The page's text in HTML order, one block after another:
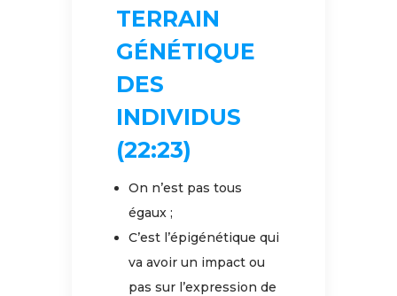
TERRAIN
GÉNÉTIQUE
DES
INDIVIDUS
(22:23)
On n’est pas tous
égaux ;
C’est l’épigénétique qui
va avoir un impact ou
pas sur l’expression de